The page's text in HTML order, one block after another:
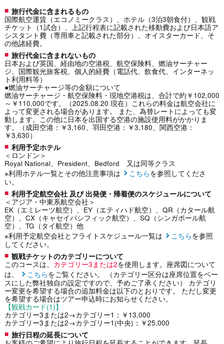
旅行代金に含まれるもの
国際航空運賃（エコノミークラス）、ホテル（3泊3朝食付）、観戦
チケット（1試合）、上記行程表に記載された移動費および日本語ア
シスタント費（専用車と記載された部分）、オイスターカード、そ
の他諸経費。
旅行代金に含まれないもの
日本および英国、経由地の空港税、航空保険料、燃油サーチャー
ジ、国際観光旅客税、個人的経費（電話代、飲食代、インターネッ
ト利用料等）
●燃油サーチャージ等の金額について
燃油サーチャージ・航空保険料・現地空港税は、合計で約￥102,000
～￥110,000です。（2025.08.20 現在）これらの料金は航空会社に
よって変更される場合があります。 また、為替レートによっても変
動します。この他に日本を出国する空港の施設使用料がかかりま
す。（成田空港：￥3,160、羽田空港：￥3,180、関西空港：
￥3,630）
利用予定ホテル
＜ロンドン＞
Royal National、President、Bedford 又は同等クラス
※利用ホテル一覧とその他注意事項は
こちらを参照してくださ
い。
利用予定航空会社 及び 出発便・帰着便のスケジュールについて
＜アジア・中東系航空会社＞
EK（エミレーツ航空）、EY（エティハド航空）、QR（カタール航
空）、CX（キャセイパシフィック航空）、SQ（シンガポール航
空）、TG（タイ航空）他
※利用予定航空会社とフライトスケジュール一覧は
こちらを参照
してください。
観戦チケットのカテゴリーについて
このコースは、 カテゴリー3または2を使用します。座席図について
は、
こちらをご覧ください。 （カテゴリー区分は座席位置をベー
スにした弊社独自の設定ですので、予めご了承ください） カテゴリ
ー変更を希望する場合の追加料金は以下のとおりです。 ただし変更
を希望する場合はツアー申込時にお知らせください。
【観戦カード(1)】
カテゴリー3または2→カテゴリー1：￥13,000
カテゴリー3または2→カテゴリー1(中央)：￥25,000
旅行日程の延長について